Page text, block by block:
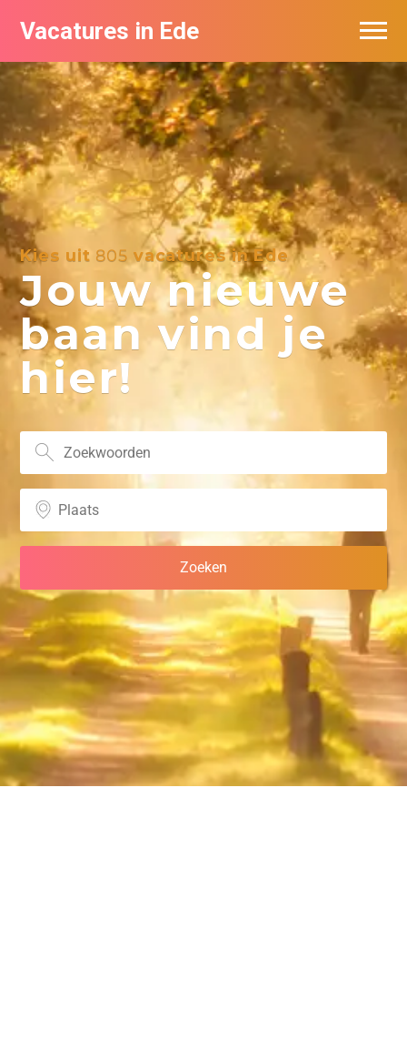
Vacatures in Ede
Kies uit 805 vacatures in Ede
Jouw nieuwe
baan vind je
hier!
Vacatures bij bedrijven in Ede